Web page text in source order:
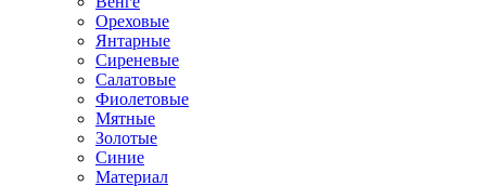
Ореховые
Янтарные
Сиреневые
Салатовые
Фиолетовые
Мятные
Золотые
Синие
Материал